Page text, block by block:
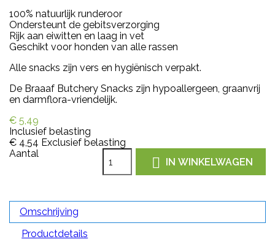
100% natuurlijk runderoor
Ondersteunt de gebitsverzorging
Rijk aan eiwitten en laag in vet
Geschikt voor honden van alle rassen
Alle snacks zijn vers en hygiënisch verpakt.
De Braaaf Butchery Snacks zijn hypoallergeen, graanvrij
en darmflora-vriendelijk.
€ 5,49
Inclusief belasting
€ 4,54 Exclusief belasting
Aantal
 IN WINKELWAGEN
Omschrijving
Productdetails